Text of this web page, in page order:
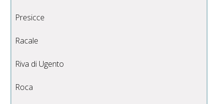
Presicce
Racale
Riva di Ugento
Roca